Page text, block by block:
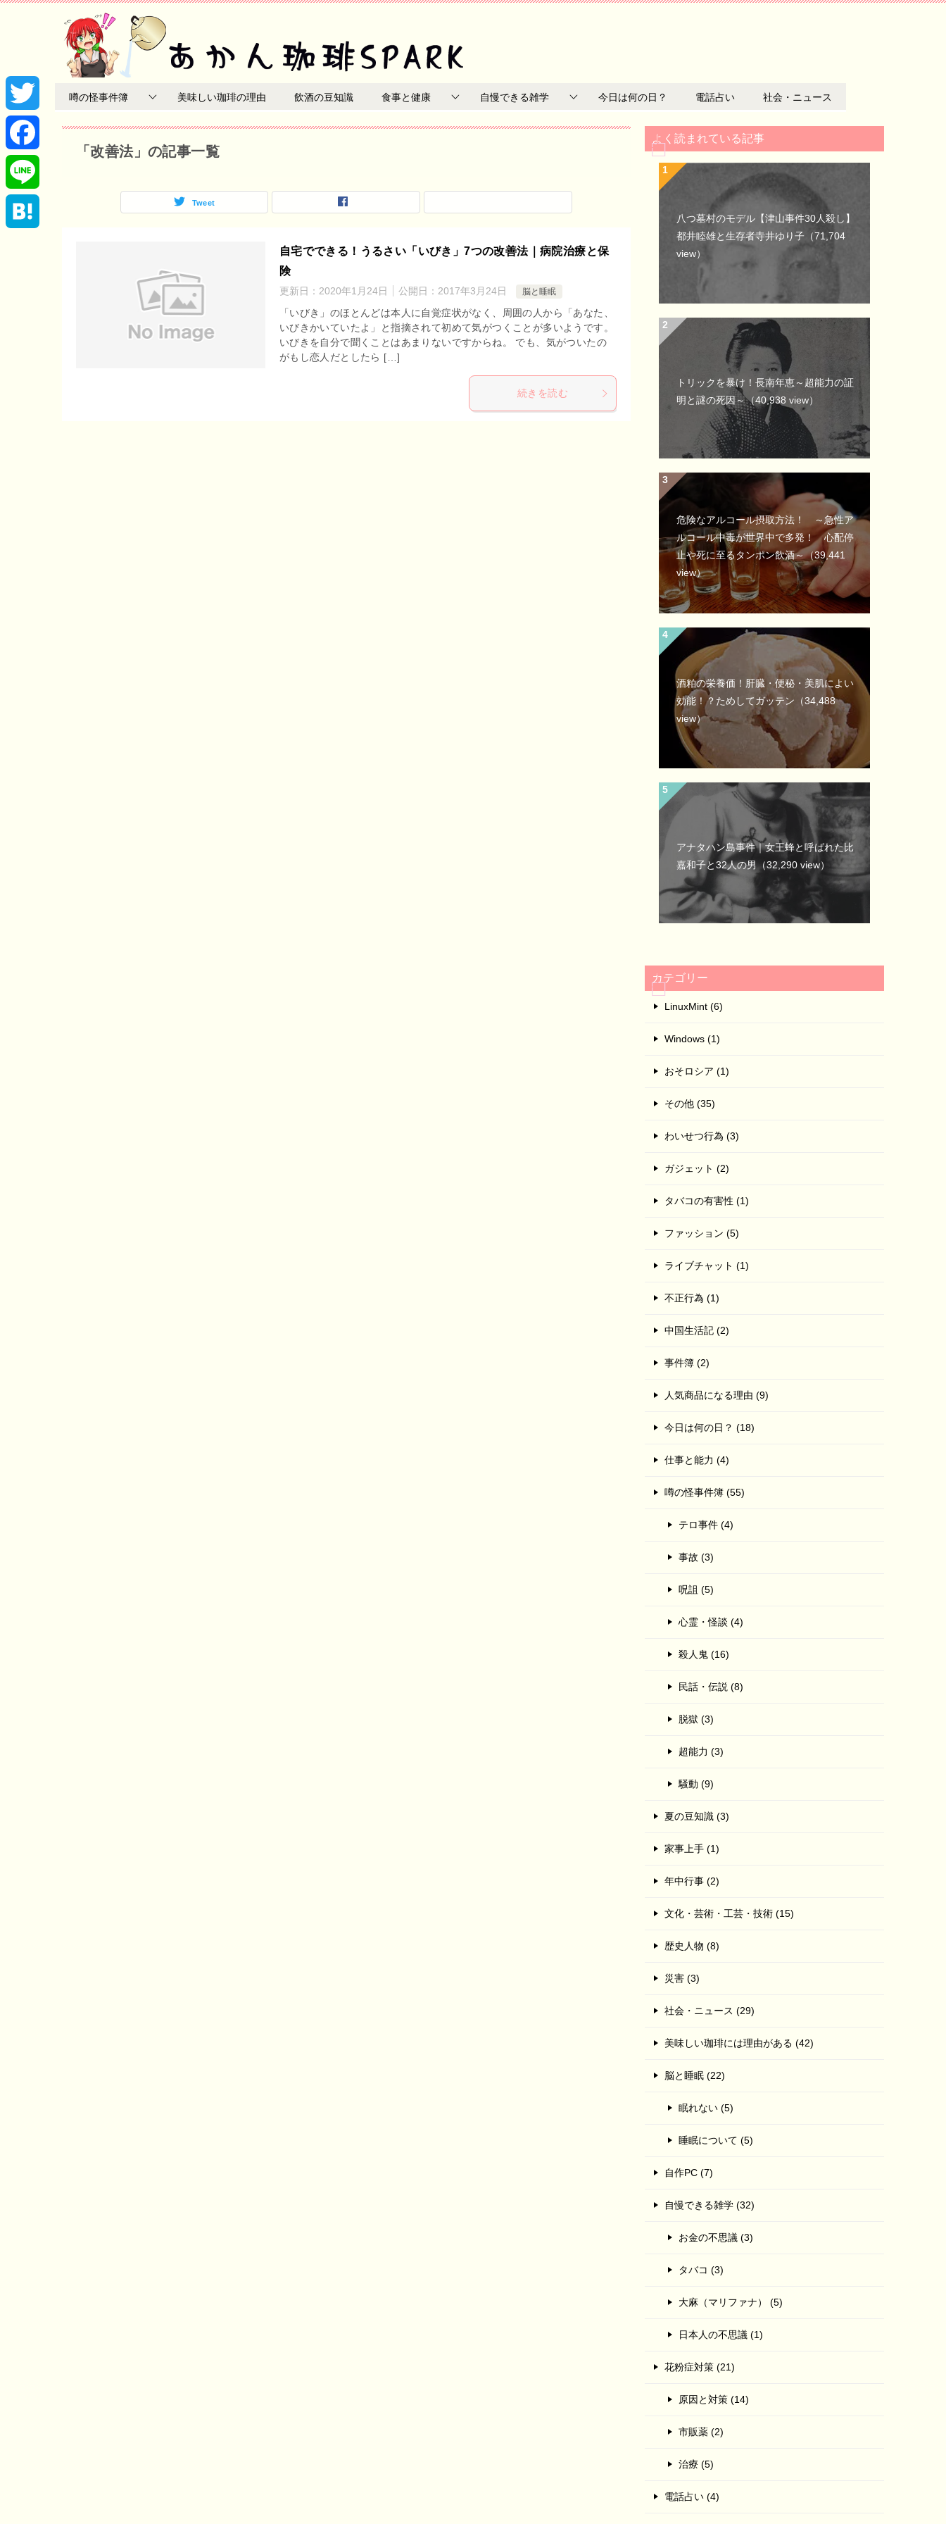
噂の怪事件簿 美味しい珈琲の理由 飲酒の豆知識 食事と健康 自慢できる雑学 今日は何の日？ 電話占い 社会・ニュース
「改善法」の記事一覧
Tweet
自宅でできる！うるさい「いびき」7つの改善法｜病院治療と保
険
更新日： 2020年1月24日 公開日： 2017年3月24日 脳と睡眠
「いびき」のほとんどは本人に自覚症状がなく、周囲の人から「あなた、
いびきかいていたよ」と指摘されて初めて気がつくことが多いようです。
いびきを自分で聞くことはあまりないですからね。 でも、気がついたの
がもし恋人だとしたら […]
続きを読む
よく読まれている記事
八つ墓村のモデル【津山事件30人殺し】
都井睦雄と生存者寺井ゆり子 （71,704
view）
トリックを暴け！長南年恵～超能力の証
明と謎の死因～（40,938 view）
危険なアルコール摂取方法！ ～急性ア
ルコール中毒が世界中で多発！ 心配停
止や死に至るタンポン飲酒～（39,441
view）
酒粕の栄養価！肝臓・便秘・美肌によい
効能！？ためしてガッテン （34,488
view）
アナタハン島事件｜女王蜂と呼ばれた比
嘉和子と32人の男（32,290 view）
カテゴリー
LinuxMint (6)
Windows (1)
おそロシア (1)
その他 (35)
わいせつ行為 (3)
ガジェット (2)
タバコの有害性 (1)
ファッション (5)
ライブチャット (1)
不正行為 (1)
中国生活記 (2)
事件簿 (2)
人気商品になる理由 (9)
今日は何の日？ (18)
仕事と能力 (4)
噂の怪事件簿 (55)
テロ事件 (4)
事故 (3)
呪詛 (5)
心霊・怪談 (4)
殺人鬼 (16)
民話・伝説 (8)
脱獄 (3)
超能力 (3)
騒動 (9)
夏の豆知識 (3)
家事上手 (1)
年中行事 (2)
文化・芸術・工芸・技術 (15)
歴史人物 (8)
災害 (3)
社会・ニュース (29)
美味しい珈琲には理由がある (42)
脳と睡眠 (22)
眠れない (5)
睡眠について (5)
自作PC (7)
自慢できる雑学 (32)
お金の不思議 (3)
タバコ (3)
大麻（マリファナ） (5)
日本人の不思議 (1)
花粉症対策 (21)
原因と対策 (14)
市販薬 (2)
治療 (5)
電話占い (4)
T
w
i
t
F
a